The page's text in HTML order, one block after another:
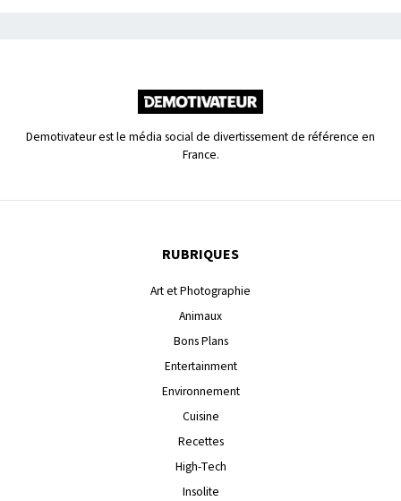
Demotivateur est le média social de divertissement de référence en
France.
RUBRIQUES
Art et Photographie
Animaux
Bons Plans
Entertainment
Environnement
Cuisine
Recettes
High-Tech
Insolite